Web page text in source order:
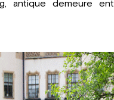
antique demeure